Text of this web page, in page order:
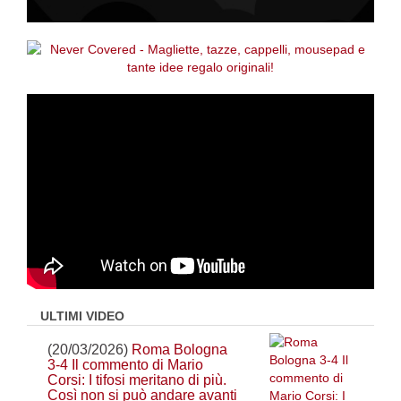
ULTIMI VIDEO
(20/03/2026) Roma Bologna
3-4 Il commento di Mario
Corsi: I tifosi meritano di più.
Così non si può andare avanti